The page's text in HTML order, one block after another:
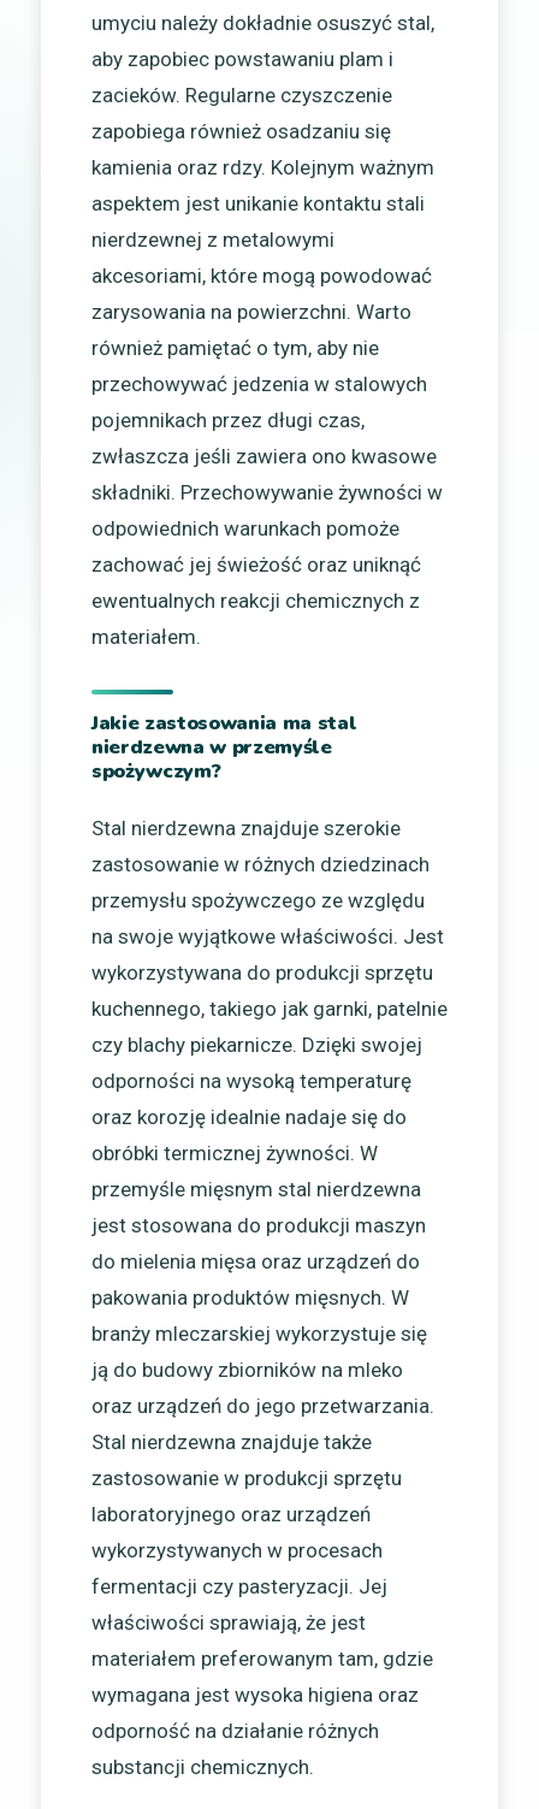
umyciu należy dokładnie osuszyć stal,
aby zapobiec powstawaniu plam i
zacieków. Regularne czyszczenie
zapobiega również osadzaniu się
kamienia oraz rdzy. Kolejnym ważnym
aspektem jest unikanie kontaktu stali
nierdzewnej z metalowymi
akcesoriami, które mogą powodować
zarysowania na powierzchni. Warto
również pamiętać o tym, aby nie
przechowywać jedzenia w stalowych
pojemnikach przez długi czas,
zwłaszcza jeśli zawiera ono kwasowe
składniki. Przechowywanie żywności w
odpowiednich warunkach pomoże
zachować jej świeżość oraz uniknąć
ewentualnych reakcji chemicznych z
materiałem.
Jakie zastosowania ma stal
nierdzewna w przemyśle
spożywczym?
Stal nierdzewna znajduje szerokie
zastosowanie w różnych dziedzinach
przemysłu spożywczego ze względu
na swoje wyjątkowe właściwości. Jest
wykorzystywana do produkcji sprzętu
kuchennego, takiego jak garnki, patelnie
czy blachy piekarnicze. Dzięki swojej
odporności na wysoką temperaturę
oraz korozję idealnie nadaje się do
obróbki termicznej żywności. W
przemyśle mięsnym stal nierdzewna
jest stosowana do produkcji maszyn
do mielenia mięsa oraz urządzeń do
pakowania produktów mięsnych. W
branży mleczarskiej wykorzystuje się
ją do budowy zbiorników na mleko
oraz urządzeń do jego przetwarzania.
Stal nierdzewna znajduje także
zastosowanie w produkcji sprzętu
laboratoryjnego oraz urządzeń
wykorzystywanych w procesach
fermentacji czy pasteryzacji. Jej
właściwości sprawiają, że jest
materiałem preferowanym tam, gdzie
wymagana jest wysoka higiena oraz
odporność na działanie różnych
substancji chemicznych.